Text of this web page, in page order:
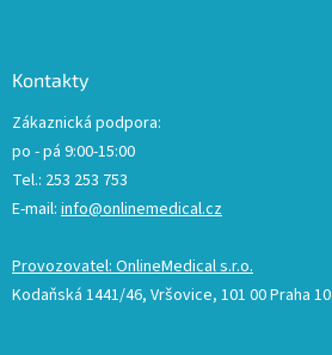
Kontakty
Zákaznická podpora:
po - pá 9:00-15:00
Tel.: 253 253 753
E-mail: info@onlinemedical.cz
Provozovatel: OnlineMedical s.r.o.
Kodaňská 1441/46, Vršovice, 101 00 Praha 10